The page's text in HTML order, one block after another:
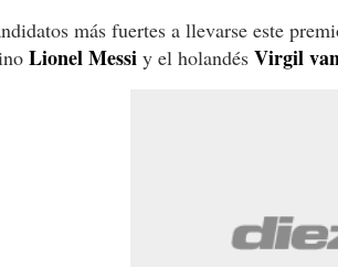
más fuertes a llevarse este
Lionel Messi y el holandés Virgil